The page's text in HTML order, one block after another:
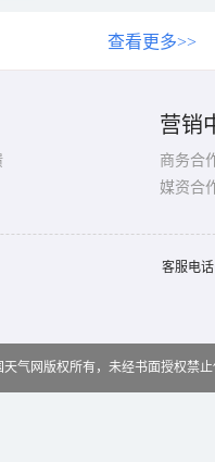
查看更多>>
营销
商务合
媒资合
客服电
天气网版权所有，未经书面授权